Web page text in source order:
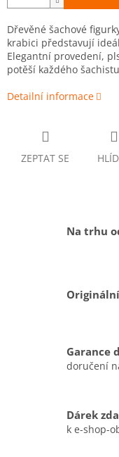
Dřevěné šachové
krabici představují
Elegantní provedení,
potěší každého
Detailní informace
ZEPTAT SE
Na trhu
Garance
doručení
Dárek
k e-shop-